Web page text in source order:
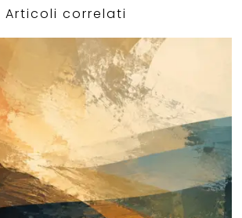
Articoli correlati